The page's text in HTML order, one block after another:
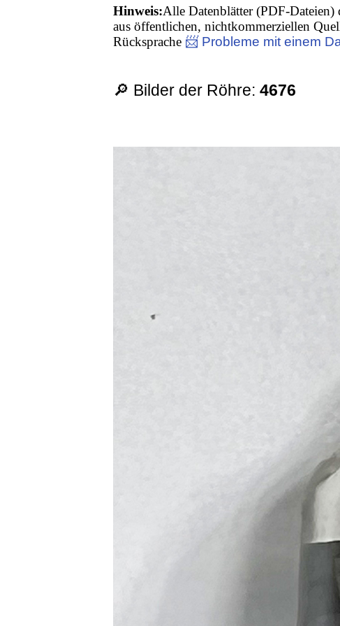
Hinweis:Alle Datenblätter (PDF-Dateien)
aus öffentlichen, nichtkommerziellen
Rücksprache 📨 Probleme mit einem
🔎 Bilder der Röhre:4676